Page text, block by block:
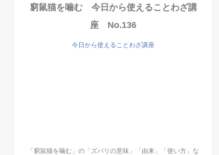
窮鼠猫を噛む 今日から使えることわざ講
座 No.136
今日から使えることわざ講座
「窮鼠猫を噛む」の「ズバリの意味」「由来」「使い方」な